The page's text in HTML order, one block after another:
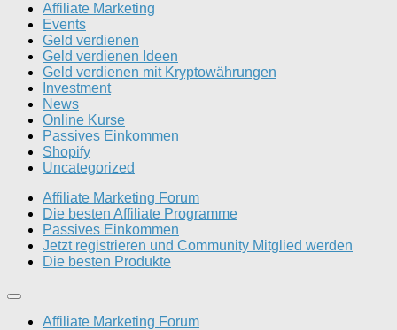
Affiliate Marketing
Events
Geld verdienen
Geld verdienen Ideen
Geld verdienen mit Kryptowährungen
Investment
News
Online Kurse
Passives Einkommen
Shopify
Uncategorized
Affiliate Marketing Forum
Die besten Affiliate Programme
Passives Einkommen
Jetzt registrieren und Community Mitglied werden
Die besten Produkte
Affiliate Marketing Forum